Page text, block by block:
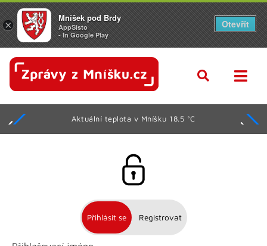
Aktuální teplota v Mníšku 18.5 °C
Přihlásit se Registrovat
×
Mníšek pod Brdy
AppSisto
- In Google Play
Otevřít